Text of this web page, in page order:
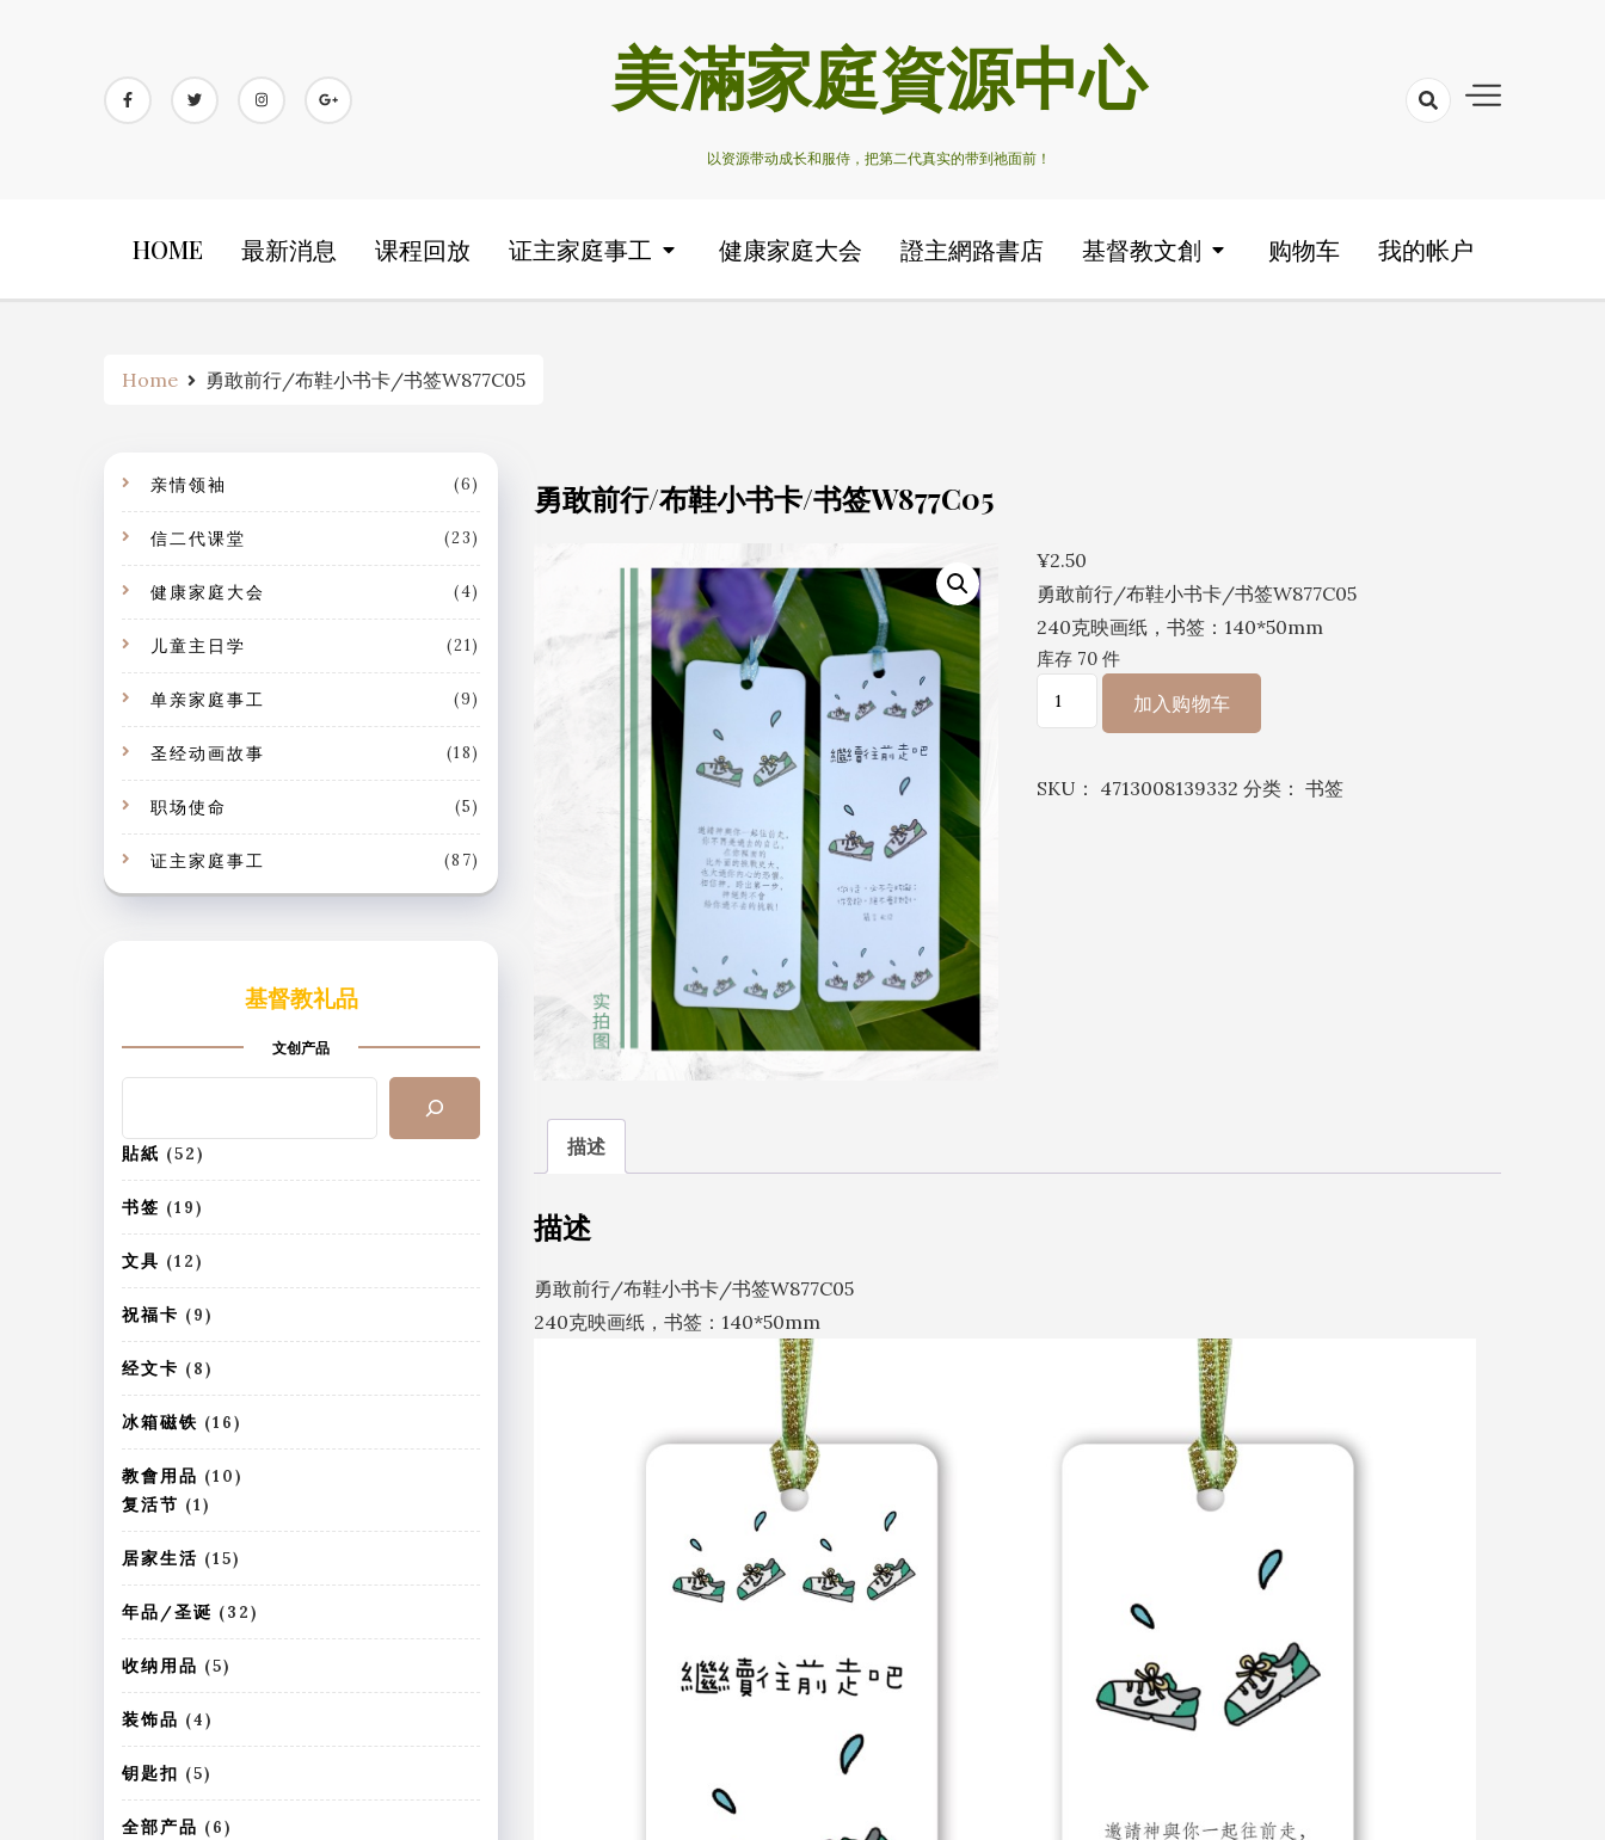
美滿家庭資源中心
以资源带动成长和服侍，把第二代真实的带到祂面前！
HOME 最新消息 课程回放 证主家庭事工 健康家庭大会 證主網路書店 基督教文創 购物车 我的帐户
Home 勇敢前行/布鞋小书卡/书签W877C05
勇敢前行/布鞋小书卡/书签W877C05
No
¥2.50
勇敢前行/布鞋小书卡/书签W877C05
240克映画纸，书签：140*50mm
库存 70 件
敢
行/
加入购物车
SKU： 4713008139332 分类：书签
描述
描述
勇敢前行/布鞋小书卡/书签W877C05
240克映画纸，书签：140*50mm
亲情领袖 (6)
信二代课堂 (23)
健康家庭大会 (4)
儿童主日学 (21)
单亲家庭事工 (9)
圣经动画故事 (18)
职场使命 (5)
证主家庭事工 (87)
基督教礼品
文创产品
貼紙 525
2
个
产
品
书签 191
9
个
产
品
文具 121
2
个
产
品
祝福卡 99
个
产
品
经文卡 88
个
产
品
冰箱磁铁 161
6
个
教會用品 101
个
产
复活节 11
个
产
品
居家生活 151
5
个
产
年品/圣诞 323
2
产
收纳用品 55
个
品
装饰品 44
个
产
品
钥匙扣 55
个
产
全部产品 66